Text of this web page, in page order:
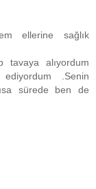
ellerine sağlık
tavaya alıyordum
.Senin
sürede ben de